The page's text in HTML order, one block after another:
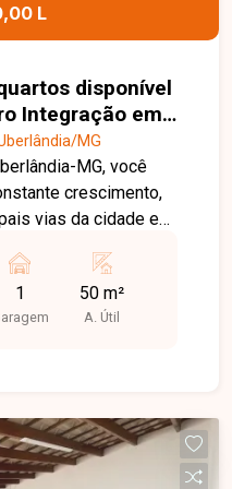
L
MG
MG, você
crescimento,
vias da cidade e
oferecendo
por sala,
o dia a dia. O
presencial em
24 horas,
1 50 m²
A. Útil